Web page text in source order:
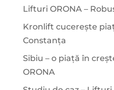
Lifturi ORONA –
Kronlift cucerește
Constanța
Sibiu – o piață în
ORONA